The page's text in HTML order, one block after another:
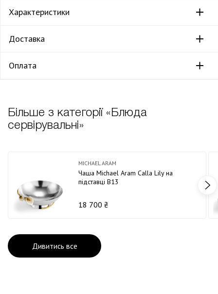
Характеристики
Доставка
Оплата
Більше з категорії «Блюда
сервірувальні»
MICHAEL ARAM
Чаша Michael Aram Calla Lily на
підставці В13
18 700 ₴
Дивитись все